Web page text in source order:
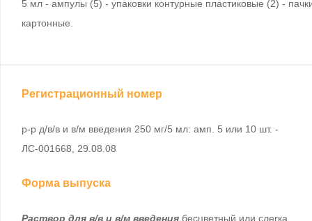
5 мл - ампулы (5) - упаковки контурные пластиковые (2) -
картонные.
Регистрационный номер
р-р д/в/в и в/м введения 250 мг/5 мл: амп. 5 или 10 шт. -
ЛС-001668, 29.08.08
Форма выпуска
Раствор для в/в и в/м введения бесцветный или слегка